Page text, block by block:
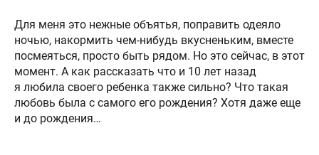
Для меня это нежные объятья, поправить одеяло
ночью, накормить чем-нибудь вкусненьким, вместе
посмеяться, просто быть рядом. Но это сейчас, в этот
момент. А как рассказать что и 10 лет назад
я любила своего ребенка также сильно? Что такая
любовь была с самого его рождения? Хотя даже еще
и до рождения…